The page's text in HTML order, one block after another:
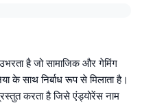
है जो सामाजिक और गेमिंग
के साथ निर्बाध रूप से मिलाता है।
करता है जिसे एंड्योरेंस नाम